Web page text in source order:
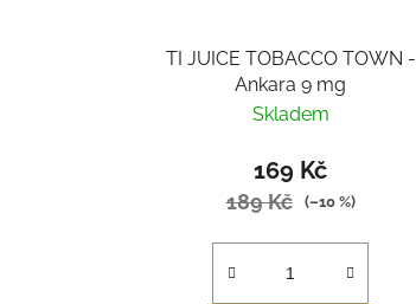
TI JUICE TOBACCO TOWN -
Ankara 9 mg
Skladem
169 Kč
189 Kč (–10 %)